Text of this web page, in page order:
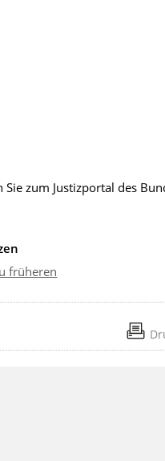
zum Justizportal des
früheren